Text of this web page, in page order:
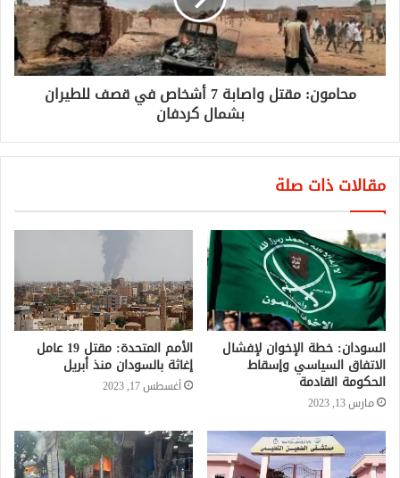
محامون: مقتل واصابة 7 أشخاص في قصف للطيران
بشمال كردفان
مقالات ذات صلة
السودان: خطة الإخوان لإفشال
الاتفاق السياسي وإسقاط
الحكومة القادمة
مارس 13, 2023
الأمم المتحدة: مقتل 19 عامل
إغاثة بالسودان منذ أبريل
أغسطس 17, 2023